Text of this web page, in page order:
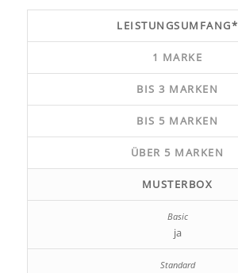
LEISTUNGSUMFANG*
1 MARKE
BIS 3 MARKEN
BIS 5 MARKEN
ÜBER 5 MARKEN
MUSTERBOX
ja